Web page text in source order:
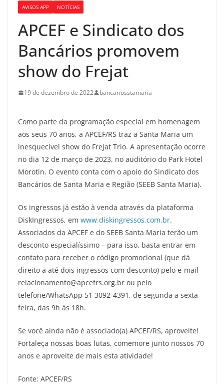
AVISOS APP NOTÍCIAS
APCEF e Sindicato dos
Bancários promovem
show do Frejat
19 de dezembro de 2022 bancariosstamaria
Como parte da programação especial em homenagem
aos seus 70 anos, a APCEF/RS traz a Santa Maria um
inesquecível show do Frejat Trio. A apresentação ocorre
no dia 12 de março de 2023, no auditório do Park Hotel
Morotin. O evento conta com o apoio do Sindicato dos
Bancários de Santa Maria e Região (SEEB Santa Maria).
Os ingressos já estão à venda através da plataforma
DiskIngressos, em www.diskingressos.com.br.
Associados da APCEF e do SEEB Santa Maria terão um
desconto especialíssimo – para isso, basta entrar em
contato para receber o código promocional (que dá
direito a até dois ingressos com desconto) pelo e-mail
relacionamento@apcefrs.org.br ou pelo
telefone/WhatsApp 51 3092-4391, de segunda a sexta-
feira, das 9h às 18h.
Se você ainda não é associado(a) APCEF/RS, aproveite!
Fortaleça nossas boas lutas, comemore junto nossos 70
anos e aproveite de mais esta atividade!
Fonte: APCEF/RS